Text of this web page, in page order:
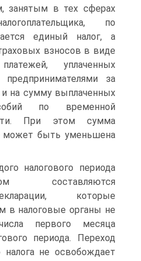
занятым в тех сферах
по
единый налог, а
взносов в виде
уплаченных
предпринимателями за
и на сумму выплаченных
по временной
При этом сумма
может быть уменьшена
налогового периода
составляются
которые
в налоговые органы не
первого месяца
периода. Переход
налога не освобождает